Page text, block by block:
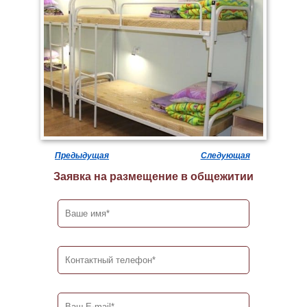
Предыдущая Следующая
Заявка на размещение в общежитии